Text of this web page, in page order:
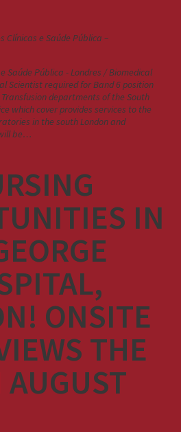
Saúde Pública - Londres / Biomedical
Scientist required for Band 6 position
departments of the South
which cover provides services to the
in the south London and
be…
IN
ONSITE
THE